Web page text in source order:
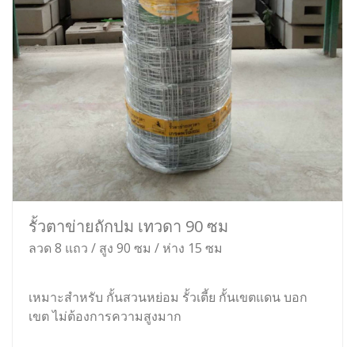
รั้วตาข่ายถักปม เทวดา 90 ซม
ลวด 8 แถว / สูง 90 ซม / ห่าง 15 ซม
เหมาะสำหรับ กั้นสวนหย่อม รั้วเตี้ย กั้นเขตแดน บอก
เขต ไม่ต้องการความสูงมาก